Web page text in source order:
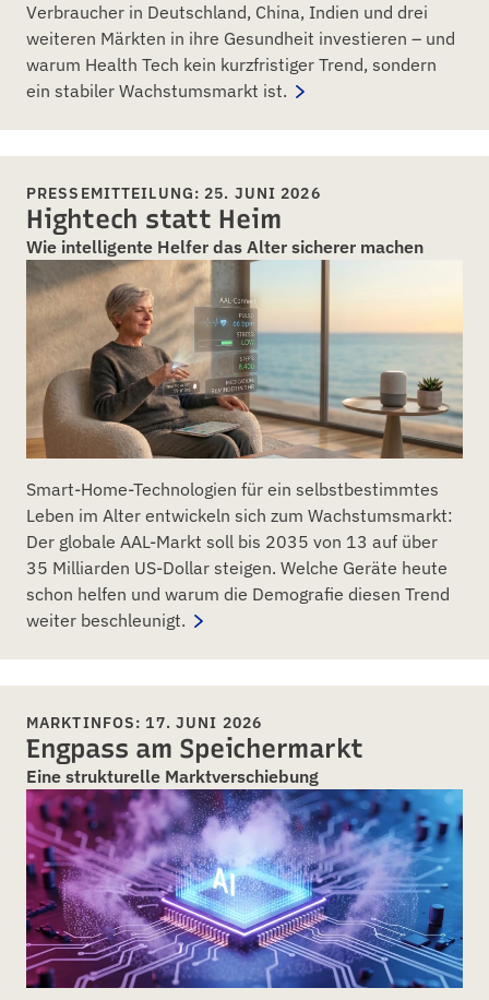
Verbraucher in Deutschland, China, Indien und drei
weiteren Märkten in ihre Gesundheit investieren – und
warum Health Tech kein kurzfristiger Trend, sondern
ein stabiler Wachstumsmarkt ist.
PRESSEMITTEILUNG: 25. JUNI 2026
Hightech statt Heim
Wie intelligente Helfer das Alter sicherer machen
Smart-Home-Technologien für ein selbstbestimmtes
Leben im Alter entwickeln sich zum Wachstumsmarkt:
Der globale AAL-Markt soll bis 2035 von 13 auf über
35 Milliarden US-Dollar steigen. Welche Geräte heute
schon helfen und warum die Demografie diesen Trend
weiter beschleunigt.
MARKTINFOS: 17. JUNI 2026
Engpass am Speichermarkt
Eine strukturelle Marktverschiebung